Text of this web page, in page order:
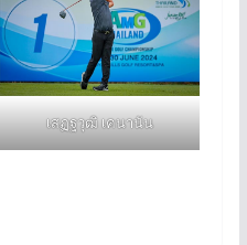
เสฏฐวุฒิ เคนานัน